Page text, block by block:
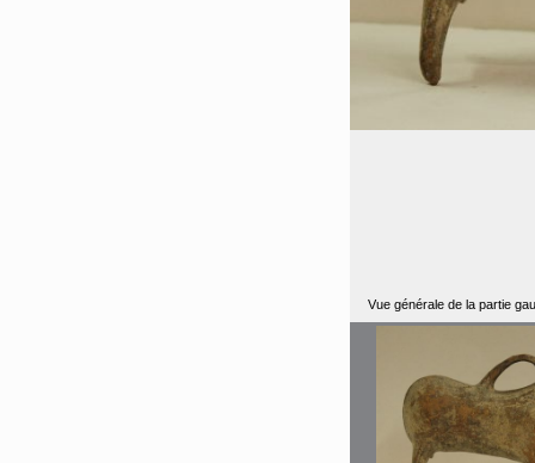
Vue générale de la partie